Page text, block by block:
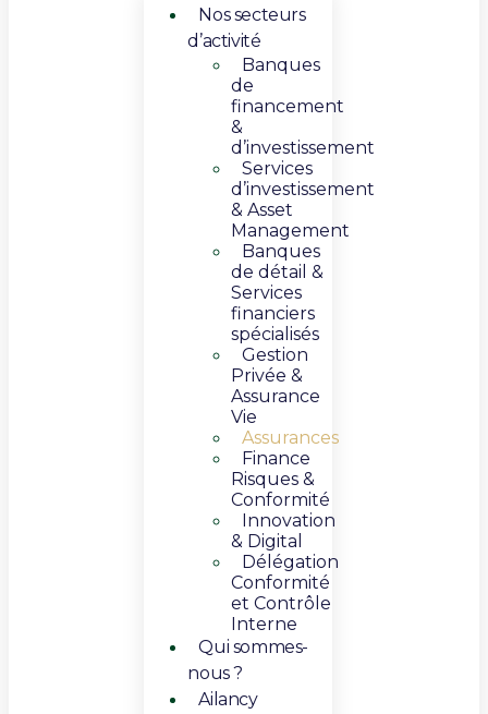
Nos secteurs
d’activité
Banques
de
financement
&
d’investissement
Services
d’investissement
& Asset
Management​
Banques
de détail &
Services
financiers
spécialisés
Gestion
Privée &
Assurance
Vie​
Assurances
Finance
Risques &
Conformité
Innovation
& Digital​​
Délégation
Conformité
et Contrôle
Interne
Qui sommes-
nous ?
Ailancy